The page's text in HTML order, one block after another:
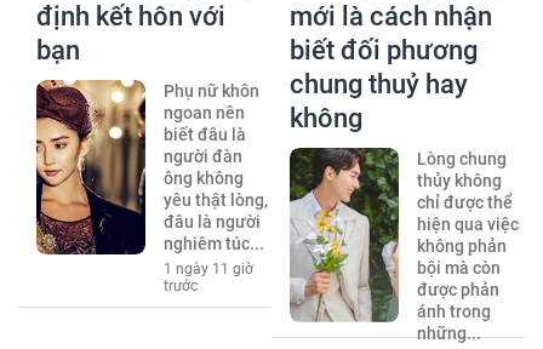
định kết hôn với
bạn
Phụ nữ khôn
ngoan nên
biết đâu là
người đàn
ông không
yêu thật lòng,
đâu là người
nghiêm túc...
1 ngày 11 giờ
trước
mới là cách nhận
biết đối phương
chung thuỷ hay
không
Lòng chung
thủy không
chỉ được thể
hiện qua việc
không phản
bội mà còn
được phản
ánh trong
những...